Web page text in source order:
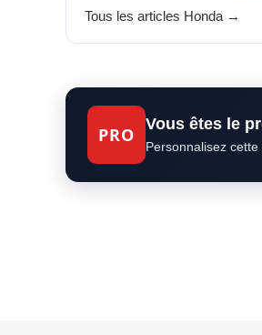
Tous les articles Honda →
PRO
Vous êtes le
Personnalisez